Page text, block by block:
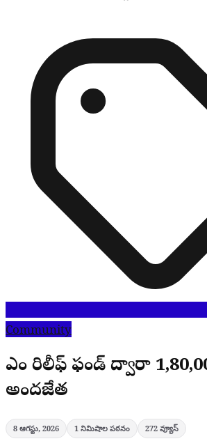
Community
సీఎం రిలీఫ్ ఫండ్ ద్వారా
అందజేత
8 ఆగస్టు, 2026 1 నిమిషాల పఠనం 272 వ్యూస్